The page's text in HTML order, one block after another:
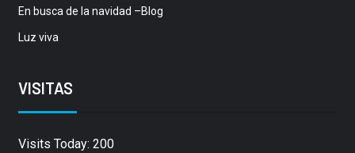
En busca de la navidad –Blog
Luz viva
VISITAS
Visits Today: 200